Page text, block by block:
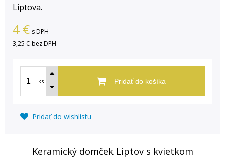
Liptova.
4 € s DPH
3,25 € bez DPH
ks Pridať do košíka
Pridať do wishlistu
Keramický domček Liptov s kvietkom